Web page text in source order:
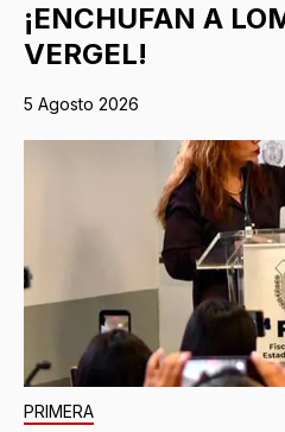
¡ENCHUFAN A
VERGEL!
5 Agosto 2026
PRIMERA